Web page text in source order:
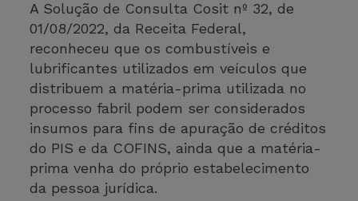
A Solução de Consulta Cosit nº 32, de
01/08/2022, da Receita Federal,
reconheceu que os combustíveis e
lubrificantes utilizados em veículos que
distribuem a matéria-prima utilizada no
processo fabril podem ser considerados
insumos para fins de apuração de créditos
do PIS e da COFINS, ainda que a matéria-
prima venha do próprio estabelecimento
da pessoa jurídica.